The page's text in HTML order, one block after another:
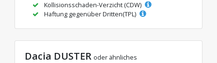
Kollisionsschaden-Verzicht (CDW)
Haftung gegenüber Dritten(TPL)
Dacia DUSTER oder ähnliches